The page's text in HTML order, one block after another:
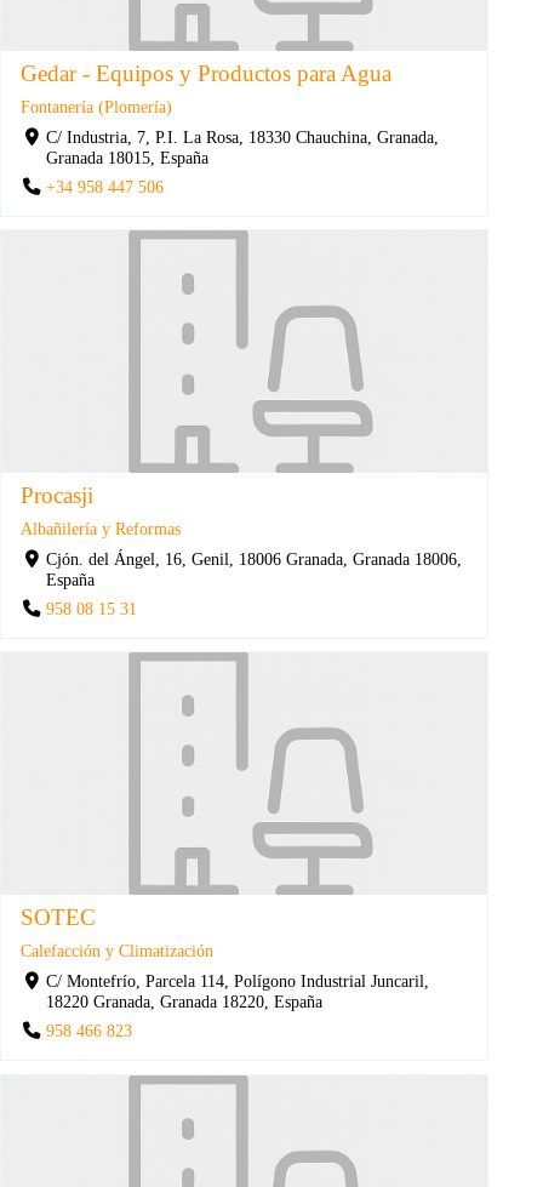
Gedar - Equipos y Productos para Agua
Fontanería (Plomería)
C/ Industria, 7, P.I. La Rosa, 18330 Chauchina, Granada,
Granada 18015, España
+34 958 447 506
Procasji
Albañilería y Reformas
Cjón. del Ángel, 16, Genil, 18006 Granada, Granada 18006,
España
958 08 15 31
SOTEC
Calefacción y Climatización
C/ Montefrío, Parcela 114, Polígono Industrial Juncaril,
18220 Granada, Granada 18220, España
958 466 823